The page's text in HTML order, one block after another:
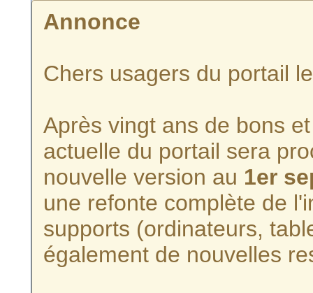
Annonce
Chers usagers du portail
Après vingt ans de bons
actuelle du portail sera
nouvelle version au 1er
une refonte complète de
supports (ordinateurs,
également de nouvelles